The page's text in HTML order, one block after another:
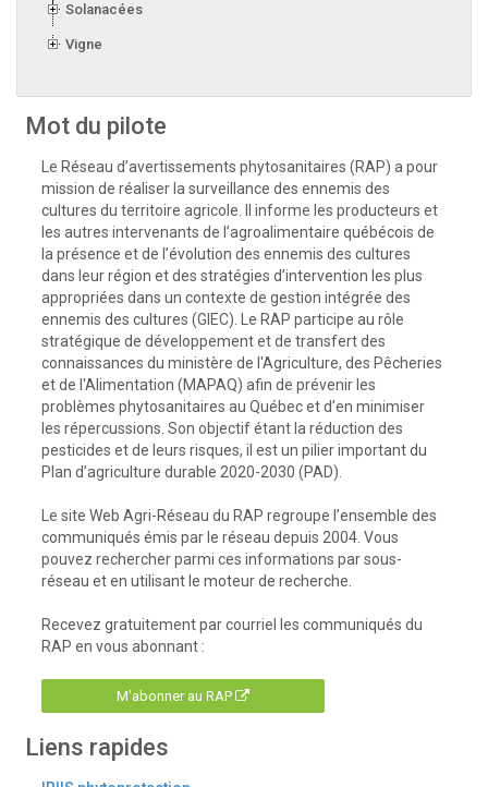
Solanacées
Vigne
Mot du pilote
Le Réseau d’avertissements phytosanitaires (RAP) a pour
mission de réaliser la surveillance des ennemis des
cultures du territoire agricole. Il informe les producteurs et
les autres intervenants de l’agroalimentaire québécois de
la présence et de l’évolution des ennemis des cultures
dans leur région et des stratégies d’intervention les plus
appropriées dans un contexte de gestion intégrée des
ennemis des cultures (GIEC). Le RAP participe au rôle
stratégique de développement et de transfert des
connaissances du ministère de l'Agriculture, des Pêcheries
et de l'Alimentation (MAPAQ) afin de prévenir les
problèmes phytosanitaires au Québec et d’en minimiser
les répercussions. Son objectif étant la réduction des
pesticides et de leurs risques, il est un pilier important du
Plan d’agriculture durable 2020-2030 (PAD).
Le site Web Agri-Réseau du RAP regroupe l’ensemble des
communiqués émis par le réseau depuis 2004. Vous
pouvez rechercher parmi ces informations par sous-
réseau et en utilisant le moteur de recherche.
Recevez gratuitement par courriel les communiqués du
RAP en vous abonnant :
M'abonner au RAP
Liens rapides